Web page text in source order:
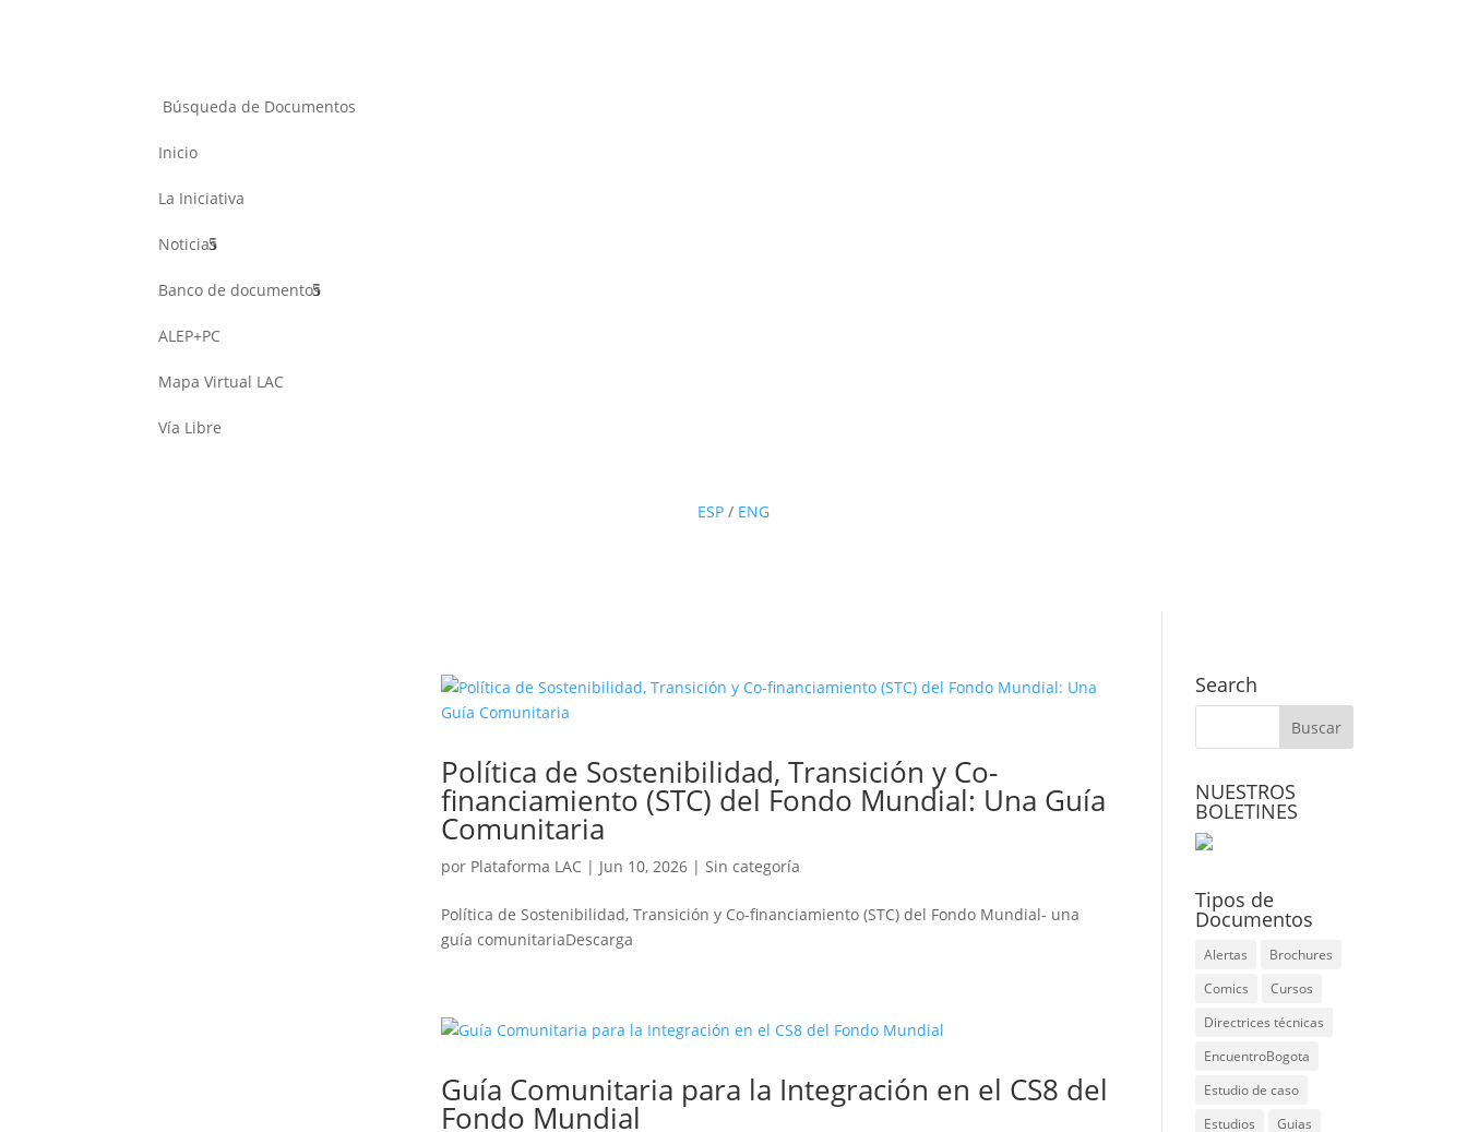
Búsqueda de Documentos
Inicio
La Iniciativa
Noticias
Banco de documentos
ALEP+PC
Mapa Virtual LAC
Vía Libre
ESP / ENG
Política de Sostenibilidad, Transición y Co-
financiamiento (STC) del Fondo Mundial: Una Guía
Comunitaria
por Plataforma LAC | Jun 10, 2026 |Sin categoría
Política de Sostenibilidad, Transición y Co-financiamiento (STC) del Fondo Mundial- una
guía comunitariaDescarga
Guía Comunitaria para la Integración en el CS8 del
Fondo Mundial
Search
NUESTROS
BOLETINES
Tipos de
Documentos
Alertas
Brochures
Comics
Cursos
Directrices técnicas
EncuentroBogota
Estudio de caso
Estudios
Guias